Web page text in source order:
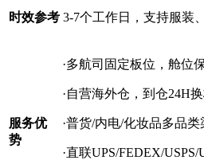
时效参考 3-7个工作日，支持服装
服务优
势
·多航司固定板位，舱位
·自营海外仓，到仓24H
·普货/内电/化妆品多品类
·直联UPS/FEDEX/